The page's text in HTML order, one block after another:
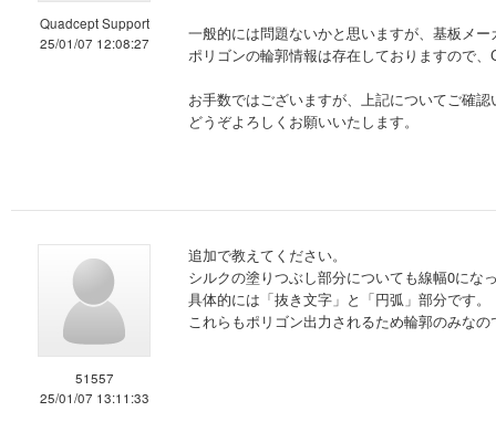
Quadcept Support
25/01/07 12:08:27
一般的には問題ないかと思いますが、基板メ
ポリゴンの輪郭情報は存在しておりますので
お手数ではございますが、上記についてご確
どうぞよろしくお願いいたします。
51557
25/01/07 13:11:33
追加で教えてください。
シルクの塗りつぶし部分についても線幅0にな
具体的には「抜き文字」と「円弧」部分です。
これらもポリゴン出力されるため輪郭のみなの